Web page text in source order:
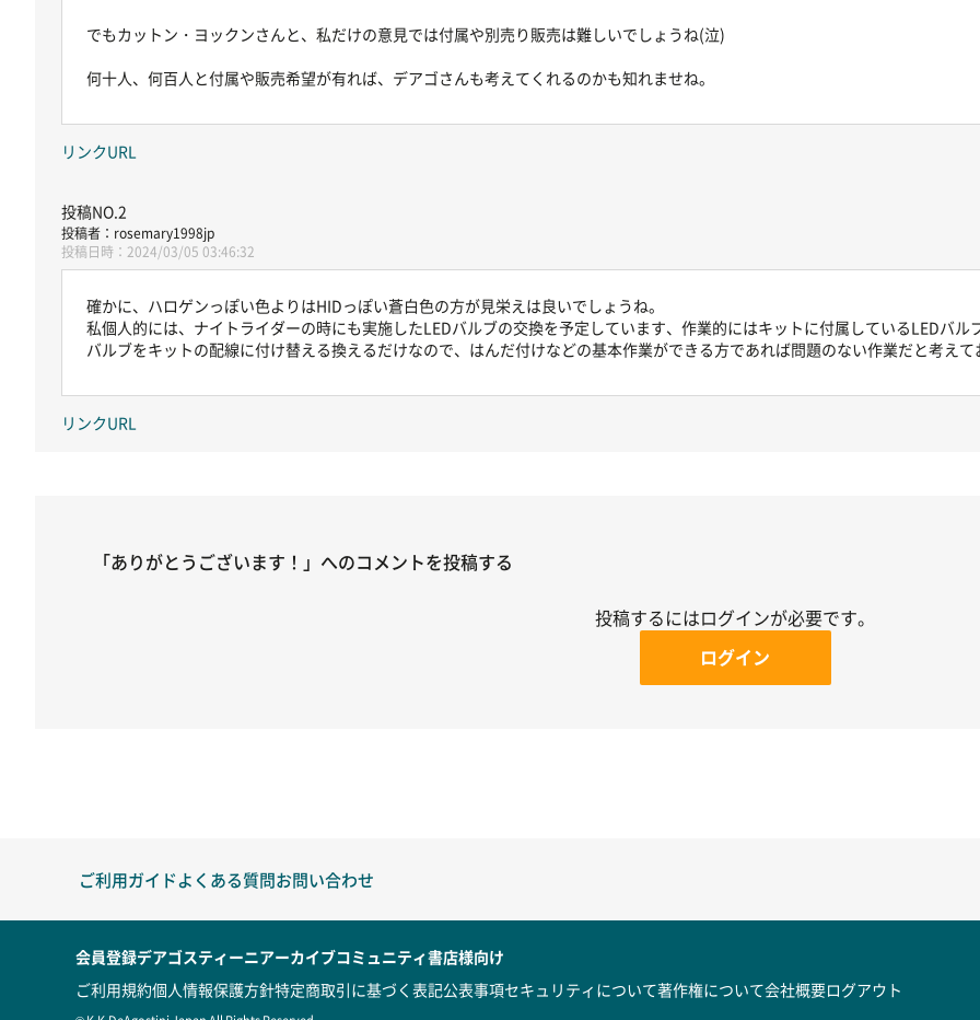
でもカットン・ヨックンさんと、私だけの意見では付属や別売り販売は難しいでしょうね(泣)
何十人、何百人と付属や販売希望が有れば、デアゴさんも考えてくれるのかも知れませね。
リンクURL
2024/03/05 03:46:32
rosemary1998jp
確かに、ハロゲンっぽい色よりはHIDっぽい蒼白色の方が見栄えは良いでしょうね。
私個人的には、ナイトライダーの時にも実施したLEDバルブの交換を予定しています、作業的にはキットに付属しているLEDバ
バルブをキットの配線に付け替える換えるだけなので、はんだ付けなどの基本作業ができる方であれば問題のない作業だと考えて
リンクURL
「ありがとうございます！」へのコメントを投稿する
投稿するにはログインが必要です。
ログイン
ご利用ガイドよくある質問お問い合わせ
会員登録デアゴスティーニアーカイブコミュニティ書店様向け
ご利用規約個人情報保護方針特定商取引に基づく表記公表事項セキュリティについて著作権について会社概要ログアウト